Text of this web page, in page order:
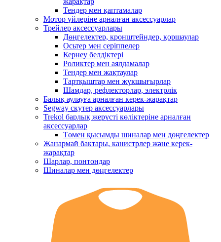
Тендер мен қаптамалар
Мотор үйлеріне арналған аксессуарлар
Трейлер аксессуарлары
Дөңгелектер, кронштейндер, қоршаулар
Осьтер мен серіппелер
Кернеу белдіктері
Роликтер мен аялдамалар
Тендер мен жақтаулар
Тартқыштар мен жүкшығырлар
Шамдар, рефлекторлар, электрлік
Балық аулауға арналған керек-жарақтар
Segway скутер аксессуарлары
Trekol барлық жерүсті көліктеріне арналған
аксессуарлар
Төмен қысымды шиналар мен дөңгелектер
Жанармай бактары, канистрлер және керек-
жарақтар
Шарлар, понтондар
Шиналар мен дөңгелектер